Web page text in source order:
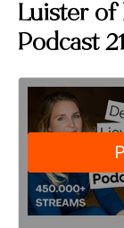
Luister
Podcast